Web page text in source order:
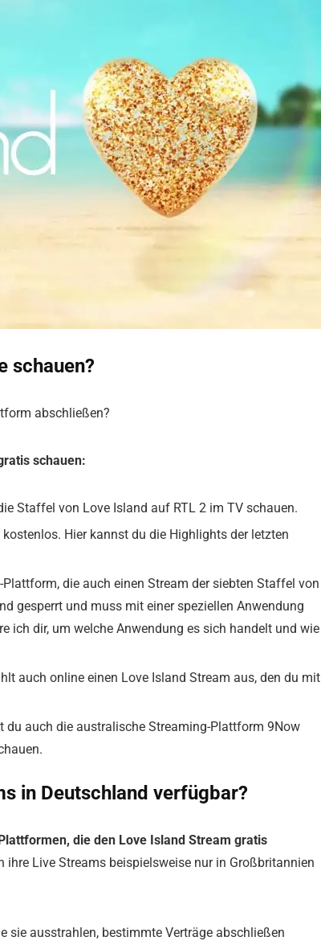
schauen?
abschließen?
schauen:
Staffel von Love Island auf RTL 2 im TV schauen.
Hier kannst du die Highlights der letzten
die auch einen Stream der siebten Staffel von
gesperrt und muss mit einer speziellen Anwendung
ich dir, um welche Anwendung es sich handelt und wie
auch online einen Love Island Stream aus, den du mit
du auch die australische Streaming-Plattform 9Now
in Deutschland verfügbar?
die den Love Island Stream gratis
ihre Live Streams beispielsweise nur in Großbritannien
sie ausstrahlen, bestimmte Verträge abschließen